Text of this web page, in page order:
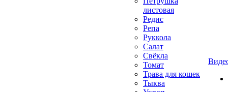
листовая
Редис
Репа
Руккола
Салат
Свёкла
Томат
Трава для кошек
Тыква